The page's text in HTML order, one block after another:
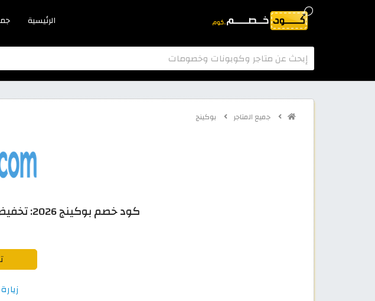
الرئيسية
جميع المتاجر بوكينج
كود خصم بوكينج 2026: تخفيض حتى 20% فعال على حجوزات الفنادق